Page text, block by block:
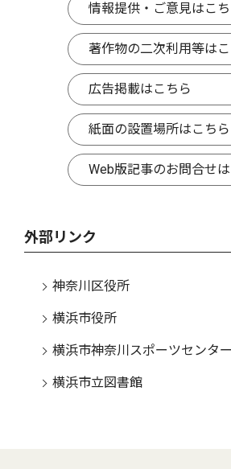
情報提供・ご意見はこ
著作物の二次利用等は
広告掲載はこちら
紙面の設置場所はこちら
Web版記事のお問合せ
外部リンク
神奈川区役所
横浜市役所
横浜市神奈川スポーツセンター
横浜市立図書館